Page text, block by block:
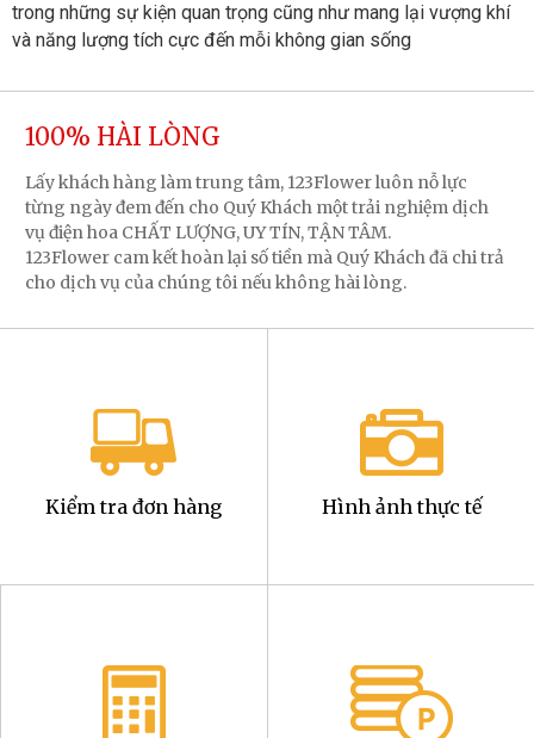
trong những sự kiện quan trọng cũng như mang lại vượng khí
và năng lượng tích cực đến mỗi không gian sống
100% HÀI LÒNG
Lấy khách hàng làm trung tâm, 123Flower luôn nỗ lực
từng ngày đem đến cho Quý Khách một trải nghiệm dịch
vụ điện hoa CHẤT LƯỢNG, UY TÍN, TẬN TÂM.
123Flower cam kết hoàn lại số tiền mà Quý Khách đã chi trả
cho dịch vụ của chúng tôi nếu không hài lòng.
Kiểm tra đơn hàng Hình ảnh thực tế